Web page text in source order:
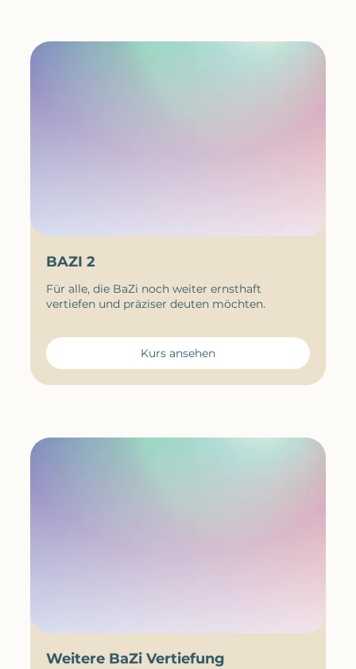
BAZI 2
Für alle, die BaZi noch weiter ernsthaft
vertiefen und präziser deuten möchten.
Kurs ansehen
Weitere BaZi Vertiefung